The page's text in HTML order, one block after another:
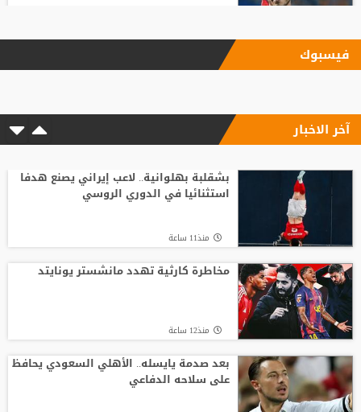
استدعاء محمد صلاح للمثول أمام القضاء
"أنفيلد"
ميسي يصل إلى الأرجنتين.. الكشف عن
تفاصيل جنازة والده
بديل كريستيانو رونالدو .. الأهلي ينافس
النصر على صفقة عالمية كبرى
فيسبوك
آخر الاخبار
بشقلبة بهلوانية.. لاعب إيراني يصنع هدفا
استثنائيا في الدوري الروسي
منذ11 ساعة
مخاطرة كارثية تهدد مانشستر يونايتد
منذ12 ساعة
بعد صدمة يايسله.. الأهلي السعودي يحافظ
على سلاحه الدفاعي